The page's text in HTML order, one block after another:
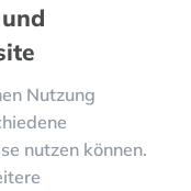
Nutzung
nutzen können.